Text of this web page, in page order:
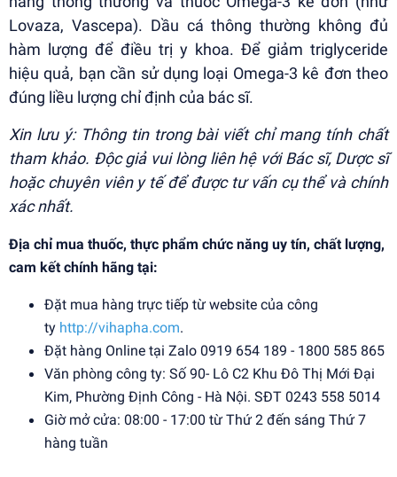
Lovaza, Vascepa). Dầu cá thông thường không đủ
hàm lượng để điều trị y khoa. Để giảm triglyceride
hiệu quả, bạn cần sử dụng loại Omega-3 kê đơn theo
đúng liều lượng chỉ định của bác sĩ.
Xin lưu ý: Thông tin trong bài viết chỉ mang tính chất
tham khảo. Độc giả vui lòng liên hệ với Bác sĩ, Dược sĩ
hoặc chuyên viên y tế để được tư vấn cụ thể và chính
xác nhất.
Địa chỉ mua thuốc, thực phẩm chức năng uy tín, chất lượng,
cam kết chính hãng tại:
Đặt mua hàng trực tiếp từ website của công
ty http://vihapha.com.
Đặt hàng Online tại Zalo 0919 654 189 - 1800 585 865
Văn phòng công ty: Số 90- Lô C2 Khu Đô Thị Mới Đại
Kim, Phường Định Công - Hà Nội. SĐT 0243 558 5014
Giờ mở cửa: 08:00 - 17:00 từ Thứ 2 đến sáng Thứ 7
hàng tuần